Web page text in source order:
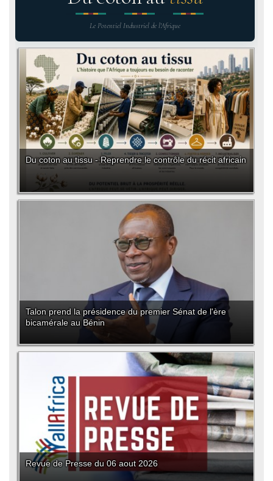
Le Potentiel Industriel de l'Afrique
Du coton au tissu - Reprendre le contrôle du récit africain
Talon prend la présidence du premier Sénat de l'ère
bicamérale au Bénin
Revue de Presse du 06 aout 2026